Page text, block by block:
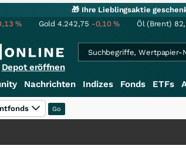
🎁 Ihre Lieblingsaktie
% Gold 4.242,75 -0,10% Öl (Brent)
Depot eröffnen
Nachrichten Indizes Fonds ETFs